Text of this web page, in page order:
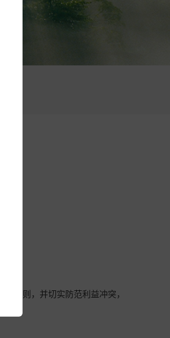
原则，并切实防范利益冲突，